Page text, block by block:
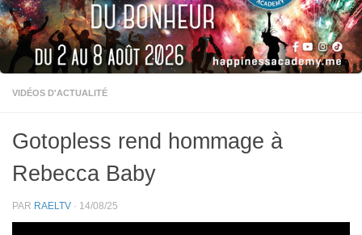
VIDÉOS D'ACTUALITÉ
Gotopless rend hommage à
Rebecca Baby
PAR RAELTV · 14/08/25